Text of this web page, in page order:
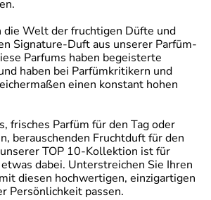
die Welt der fruchtigen Düfte und
Signature-Duft aus unserer Parfüm-
Parfums haben begeisterte
haben bei Parfümkritikern und
einen konstant hohen
frisches Parfüm für den Tag oder
berauschenden Fruchtduft für den
TOP 10-Kollektion ist für
dabei. Unterstreichen Sie Ihren
diesen hochwertigen, einzigartigen
Persönlichkeit passen.